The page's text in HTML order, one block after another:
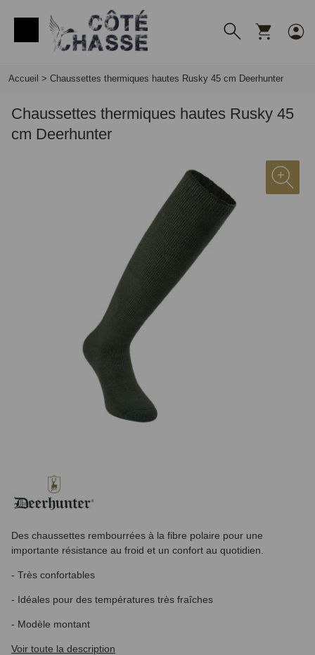
Accueil > Chaussettes thermiques hautes Rusky 45 cm Deerhunter
Chaussettes thermiques hautes Rusky 45
cm Deerhunter
Des chaussettes rembourrées à la fibre polaire pour une
importante résistance au froid et un confort au quotidien.
- Très confortables
- Idéales pour des températures très fraîches
- Modèle montant
Voir toute la description